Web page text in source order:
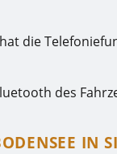
die
des
IN